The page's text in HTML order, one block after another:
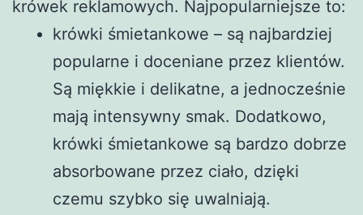
krówek reklamowych. Najpopularniejsze to:
krówki śmietankowe – są najbardziej
popularne i doceniane przez klientów.
Są miękkie i delikatne, a jednocześnie
mają intensywny smak. Dodatkowo,
krówki śmietankowe są bardzo dobrze
absorbowane przez ciało, dzięki
czemu szybko się uwalniają.